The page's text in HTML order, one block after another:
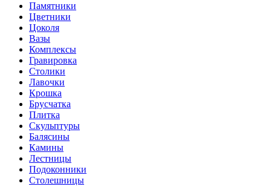
Памятники
Цветники
Цоколя
Вазы
Комплексы
Гравировка
Столики
Лавочки
Крошка
Брусчатка
Плитка
Скульптуры
Балясины
Камины
Лестницы
Подоконники
Столешницы